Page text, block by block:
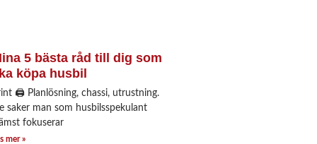
5 bästa råd till dig som
köpa husbil
🖨 Planlösning, chassi, utrustning.
saker man som husbilsspekulant
fokuserar
mer »